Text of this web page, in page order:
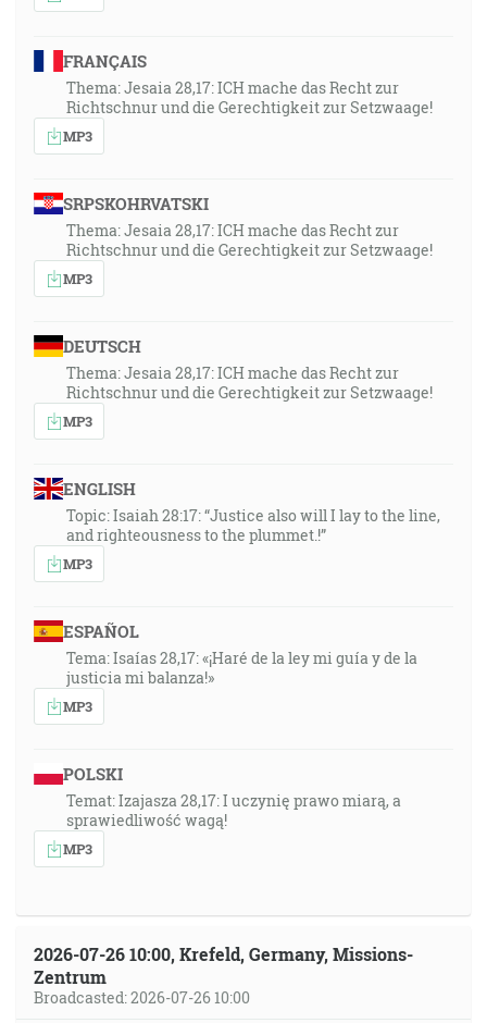
FRANÇAIS
Thema: Jesaia 28,17: ICH mache das Recht zur
Richtschnur und die Gerechtigkeit zur Setzwaage!
MP3
SRPSKOHRVATSKI
Thema: Jesaia 28,17: ICH mache das Recht zur
Richtschnur und die Gerechtigkeit zur Setzwaage!
MP3
DEUTSCH
Thema: Jesaia 28,17: ICH mache das Recht zur
Richtschnur und die Gerechtigkeit zur Setzwaage!
MP3
ENGLISH
Topic: Isaiah 28:17: “Justice also will I lay to the line,
and righteousness to the plummet.!”
MP3
ESPAÑOL
Tema: Isaías 28,17: «¡Haré de la ley mi guía y de la
justicia mi balanza!»
MP3
POLSKI
Temat: Izajasza 28,17: I uczynię prawo miarą, a
sprawiedliwość wagą!
MP3
2026-07-26 10:00, Krefeld, Germany, Missions-
Zentrum
Broadcasted: 2026-07-26 10:00